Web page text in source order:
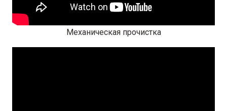
Механическая прочистка